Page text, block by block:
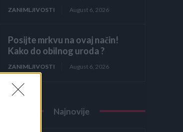
ZANIMLJIVOSTI August 6, 2026
Posijte mrkvu na ovaj način!
Kako do obilnog uroda ?
ZANIMLJIVOSTI August 6, 2026
Najnovije